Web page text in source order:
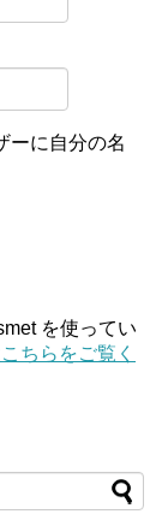
ーに自分の名
を使ってい
ちらをご覧く